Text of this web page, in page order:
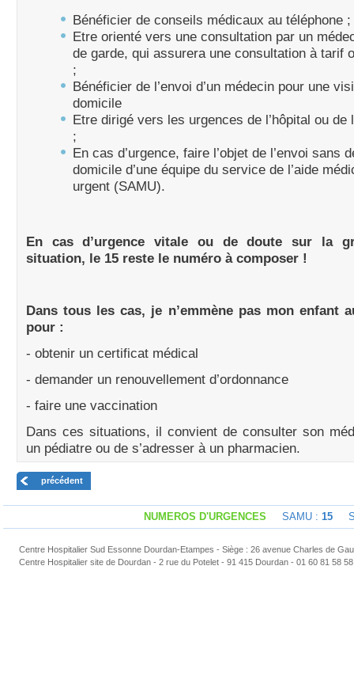
Bénéficier de conseils médicaux au téléphone ;
Etre orienté vers une consultation par un
de garde, qui assurera une consultation à tarif
;
Bénéficier de l’envoi d’un médecin pour une
domicile
Etre dirigé vers les urgences de l’hôpital ou de
;
En cas d’urgence, faire l’objet de l’envoi sans
domicile d’une équipe du service de l’aide
urgent (SAMU).
En cas d’urgence vitale ou de doute sur la
situation, le 15 reste le numéro à composer !
Dans tous les cas, je n’emmène pas mon enfant
pour :
- obtenir un certificat médical
- demander un renouvellement d’ordonnance
- faire une vaccination
Dans ces situations, il convient de consulter son
un pédiatre ou de s’adresser à un pharmacien.
précédent
NUMEROS D'URGENCES SAMU : 15
Centre Hospitalier Sud Essonne Dourdan-Etampes - Siège : 26 avenue Charles de
Centre Hospitalier site de Dourdan - 2 rue du Potelet - 91 415 Dourdan - 01 60 81 58 58